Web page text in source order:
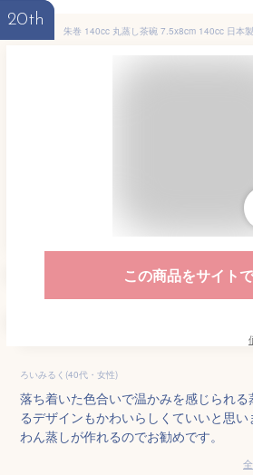
20th
この商品をサイト
ろいみるく(40代・女性)
落ち着いた色合いで温かみを感じられ
るデザインもかわいらしくていいと思
わん蒸しが作れるのでお勧めです。